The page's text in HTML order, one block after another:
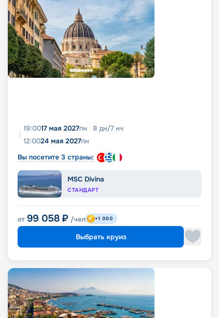
19:0017 мая 2027пн 8 дн/7 нч
12:0024 мая 2027пн
Вы посетите 3 страны:
MSC Divina
СТАНДАРТ
от 99 058 ₽ /чел +1 000
Выбрать круиз